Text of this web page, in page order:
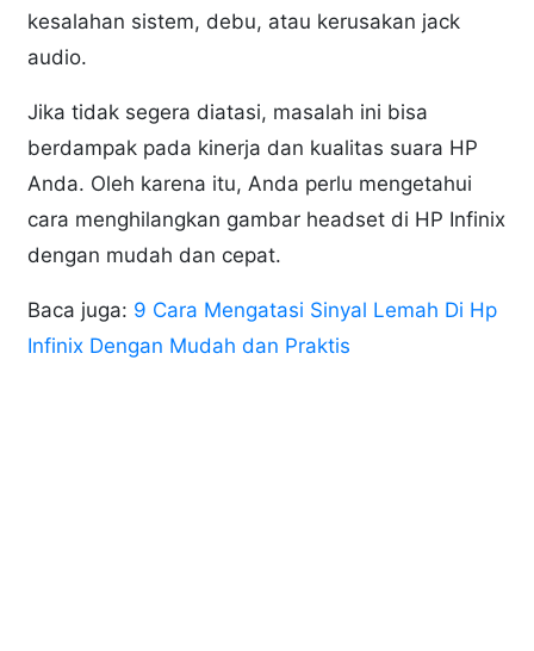
kesalahan sistem, debu, atau kerusakan jack
audio.
Jika tidak segera diatasi, masalah ini bisa
berdampak pada kinerja dan kualitas suara HP
Anda. Oleh karena itu, Anda perlu mengetahui
cara menghilangkan gambar headset di HP Infinix
dengan mudah dan cepat.
Baca juga: 9 Cara Mengatasi Sinyal Lemah Di Hp
Infinix Dengan Mudah dan Praktis